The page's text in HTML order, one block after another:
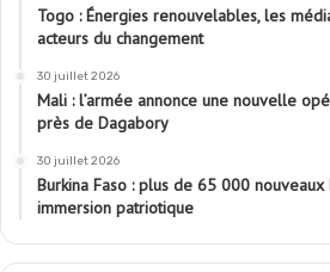
Togo : Énergies renouvelables, les
acteurs du changement
30 juillet 2026
Mali : l’armée annonce une nouvelle
près de Dagabory
30 juillet 2026
Burkina Faso : plus de 65 000
immersion patriotique